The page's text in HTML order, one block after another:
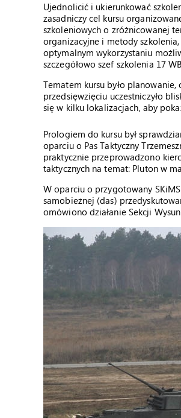
Ujednolicić i ukierunkować
zasadniczy cel kursu
szkoleniowych o zróżnicowanej
organizacyjne i metody
optymalnym wykorzystaniu
szczegółowo szef szkolenia 17
Tematem kursu było
przedsięwzięciu uczestniczyło
się w kilku lokalizacjach, aby
Prologiem do kursu był
oparciu o Pas Taktyczny
praktycznie przeprowadzono
taktycznych na temat: Pluton w
W oparciu o przygotowany
samobieżnej (das)
omówiono działanie Sekcji